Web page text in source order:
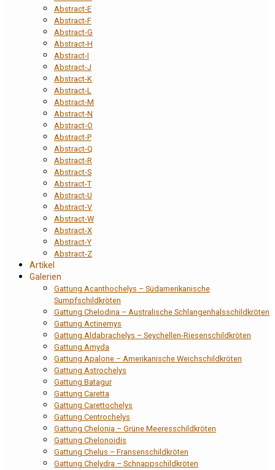
Abstract-E
Abstract-F
Abstract-G
Abstract-H
Abstract-I
Abstract-J
Abstract-K
Abstract-L
Abstract-M
Abstract-N
Abstract-O
Abstract-P
Abstract-Q
Abstract-R
Abstract-S
Abstract-T
Abstract-U
Abstract-V
Abstract-W
Abstract-X
Abstract-Y
Abstract-Z
Artikel
Galerien
Gattung Acanthochelys – Südamerikanische
Sumpfschildkröten
Gattung Chelodina – Australische Schlangenhalsschildkröten
Gattung Actinemys
Gattung Aldabrachelys – Seychellen-Riesenschildkröten
Gattung Amyda
Gattung Apalone – Amerikanische Weichschildkröten
Gattung Astrochelys
Gattung Batagur
Gattung Caretta
Gattung Carettochelys
Gattung Centrochelys
Gattung Chelonia – Grüne Meeresschildkröten
Gattung Chelonoidis
Gattung Chelus – Fransenschildkröten
Gattung Chelydra – Schnappschildkröten